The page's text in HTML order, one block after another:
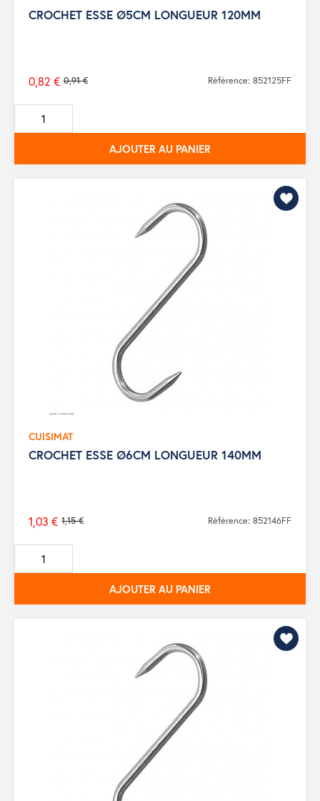
CROCHET ESSE Ø5CM LONGUEUR 120MM
Prix
de
base
0,91 €
0,82 € Référence: 852125FF
AJOUTER AU PANIER
CUISIMAT
CROCHET ESSE Ø6CM LONGUEUR 140MM
Prix
de
base
1,15 €
1,03 € Référence: 852146FF
AJOUTER AU PANIER